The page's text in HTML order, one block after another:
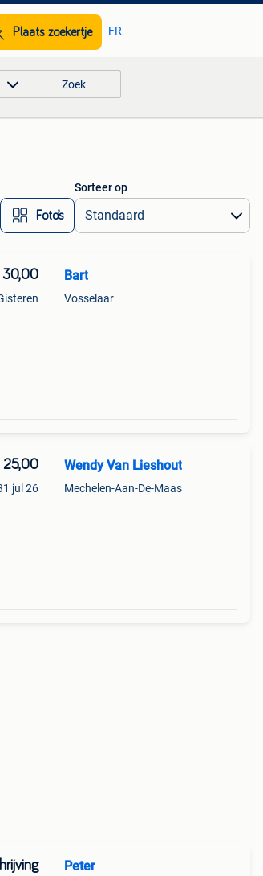
Plaats zoekertje FR
Zoek
Foto’s
Sorteer op
Bart
Vosselaar
25,00
jul 26
Wendy Van Lieshout
Mechelen-Aan-De-Maas
Peter